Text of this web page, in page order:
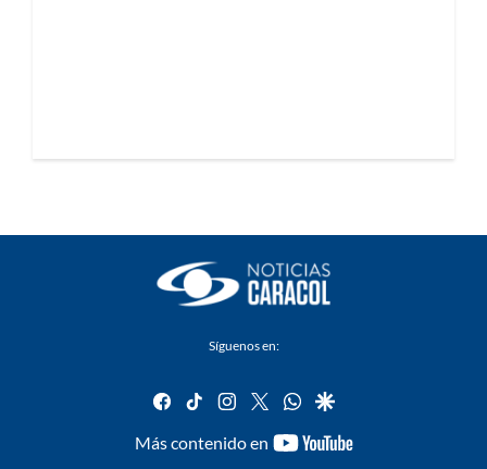
Síguenos en:
facebook
tiktok instagram
twitterwhatsapp
google
Más contenido en
youtube-